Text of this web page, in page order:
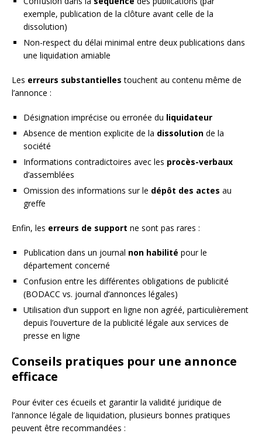
exemple, publication de la clôture avant celle de la
dissolution)
Non-respect du délai minimal entre deux publications dans
une liquidation amiable
Les erreurs substantielles touchent au contenu même de
l’annonce :
Désignation imprécise ou erronée du liquidateur
Absence de mention explicite de la dissolution de la
société
Informations contradictoires avec les procès-verbaux
d’assemblées
Omission des informations sur le dépôt des actes au
greffe
Enfin, les erreurs de support ne sont pas rares :
Publication dans un journal non habilité pour le
département concerné
Confusion entre les différentes obligations de publicité
(BODACC vs. journal d’annonces légales)
Utilisation d’un support en ligne non agréé, particulièrement
depuis l’ouverture de la publicité légale aux services de
presse en ligne
Conseils pratiques pour une annonce
efficace
Pour éviter ces écueils et garantir la validité juridique de
l’annonce légale de liquidation, plusieurs bonnes pratiques
peuvent être recommandées :